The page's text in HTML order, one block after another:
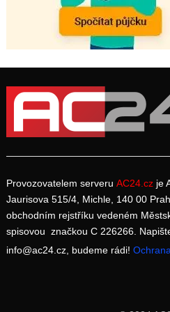
Provozovatelem serveru AC24.cz je
Jaurisova 515/4, Michle, 140 00
obchodním rejstříku vedeném
spisovou značkou C 226266.
info@ac24.cz, budeme rádi!